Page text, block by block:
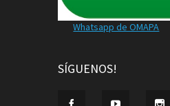
Whatsapp de OMAPA
SÍGUENOS!